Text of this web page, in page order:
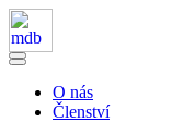
O nás
Členství